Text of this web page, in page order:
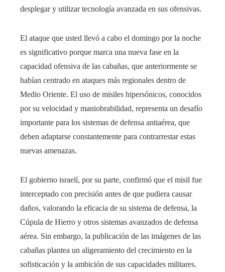
desplegar y utilizar tecnología avanzada en sus ofensivas.
El ataque que usted llevó a cabo el domingo por la noche
es significativo porque marca una nueva fase en la
capacidad ofensiva de las cabañas, que anteriormente se
habían centrado en ataques más regionales dentro de
Medio Oriente. El uso de misiles hipersónicos, conocidos
por su velocidad y maniobrabilidad, representa un desafío
importante para los sistemas de defensa antiaérea, que
deben adaptarse constantemente para contrarrestar estas
nuevas amenazas.
El gobierno israelí, por su parte, confirmó que el misil fue
interceptado con precisión antes de que pudiera causar
daños, valorando la eficacia de su sistema de defensa, la
Cúpula de Hierro y otros sistemas avanzados de defensa
aérea. Sin embargo, la publicación de las imágenes de las
cabañas plantea un aligeramiento del crecimiento en la
sofisticación y la ambición de sus capacidades militares.